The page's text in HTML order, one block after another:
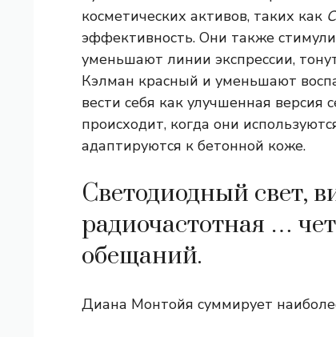
косметических активов, таких как
эффективность. Они также
уменьшают линии экспрессии,
Кэлман красный и уменьшают
вести себя как улучшенная
происходит, когда они
адаптируются к бетонной коже.
Светодиодный свет,
радиочастотная …
обещаний.
Диана Монтойя суммирует